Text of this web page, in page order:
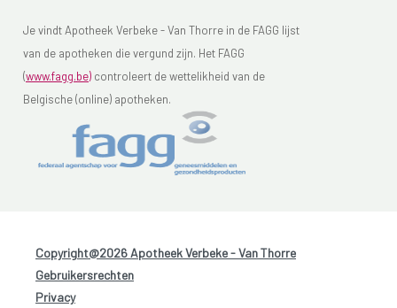
Je vindt Apotheek Verbeke - Van Thorre in de FAGG lijst
van de apotheken die vergund zijn. Het FAGG
(www.fagg.be) controleert de wettelikheid van de
Belgische (online) apotheken.
Copyright@2026 Apotheek Verbeke - Van Thorre
Gebruikersrechten
Privacy